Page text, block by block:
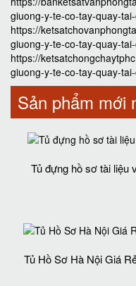
giuong-y-te-co-tay-quay-
https://
giuong-y-te-co-tay-quay-
https://
giuong-y-te-co-tay-quay-
Sản phẩm mới
Tủ đựng hồ sơ tài liệu
Tủ Hồ Sơ Hà Nội Giá